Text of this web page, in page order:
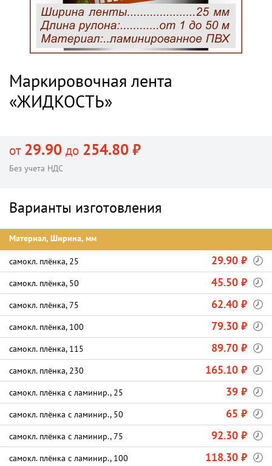
Маркировочная лента
«ЖИДКОСТЬ»
от29.90 до 254.80 ₽
Без учета НДС
Варианты изготовления
Материал, Ширина, мм
самокл. плёнка, 25 29.90 ₽
самокл. плёнка, 50 45.50 ₽
самокл. плёнка, 75 62.40 ₽
самокл. плёнка, 100 79.30 ₽
самокл. плёнка, 115 89.70 ₽
самокл. плёнка, 230 165.10 ₽
самокл. плёнка с ламинир., 25 39 ₽
самокл. плёнка с ламинир., 50 65 ₽
самокл. плёнка с ламинир., 75 92.30 ₽
самокл. плёнка с ламинир., 100 118.30 ₽